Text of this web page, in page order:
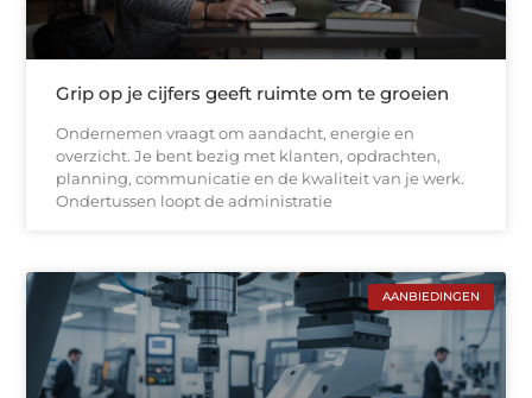
Grip op je cijfers geeft ruimte om te groeien
Ondernemen vraagt om aandacht, energie en
overzicht. Je bent bezig met klanten, opdrachten,
planning, communicatie en de kwaliteit van je werk.
Ondertussen loopt de administratie
AANBIEDINGEN